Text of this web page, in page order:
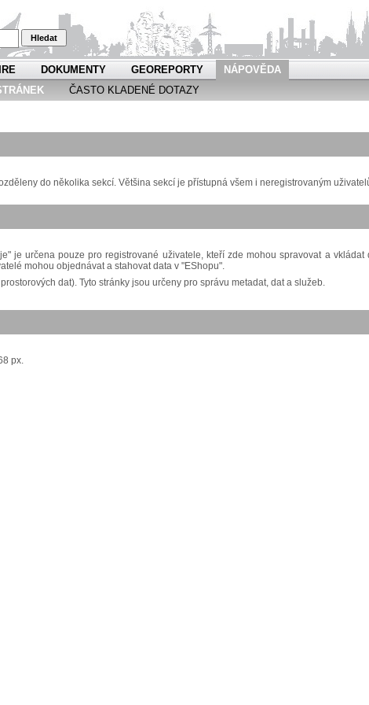
Hledat
DOKUMENTY GEOREPORTY
NÁPOVĚDA
ČASTO KLADENÉ DOTAZY
do několika sekcí. Většina sekcí je přístupná všem i neregistrovaným
je určena pouze pro registrované uživatele, kteří zde mohou spravovat a vkládat
mohou objednávat a stahovat data v "EShopu".
dat). Tyto stránky jsou určeny pro správu metadat, dat a služeb.
px.